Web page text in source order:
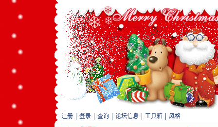
注册 登录 查询 论坛信息 工具箱 风格